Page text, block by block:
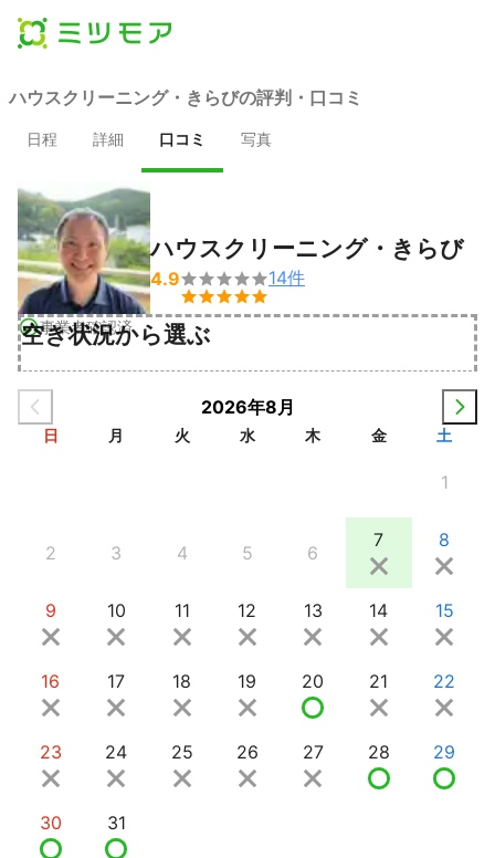
ハウスクリーニング・きらびの評判・口コミ
日程 詳細 口コミ 写真
事業者確認済
ハウスクリーニング・きらび
4.9

14件
空き状況から選ぶ
2026年8月
日 月 火 水 木 金 土
1
2 3 4 5 6
7 8
9 10 11 12 13 14 15
16 17 18 19 20 21 22
23 24 25 26 27 28 29
30 31